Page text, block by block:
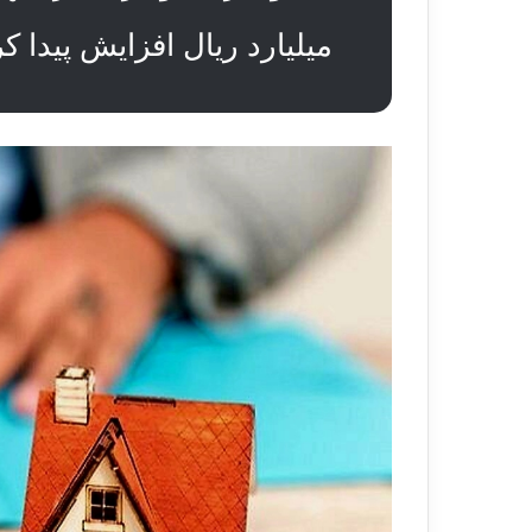
میلیارد ریال افزایش پیدا